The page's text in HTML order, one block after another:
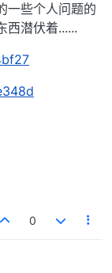
一些个人问题的
西潜伏着......
0